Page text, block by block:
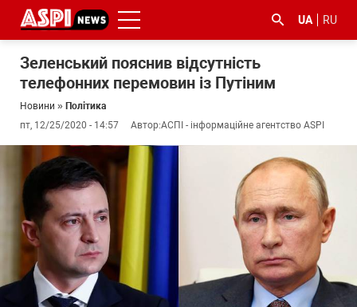
UA RU
Зеленський пояснив відсутність
телефонних перемовин із Путіним
Новини » Політика
пт, 12/25/2020 - 14:57
Автор:АСПІ - інформаційне агентство ASPI
#ООС
#боротьба
з
корупцією
#ДФС #коронавірус